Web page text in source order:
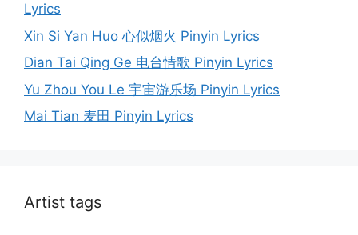
Lyrics
Xin Si Yan Huo 心似烟火 Pinyin Lyrics
Dian Tai Qing Ge 电台情歌 Pinyin Lyrics
Yu Zhou You Le 宇宙游乐场 Pinyin Lyrics
Mai Tian 麦田 Pinyin Lyrics
Artist tags